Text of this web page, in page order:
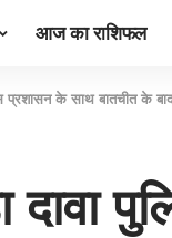
आज का राशिफल
प्रशासन के साथ बातचीत के
दावा